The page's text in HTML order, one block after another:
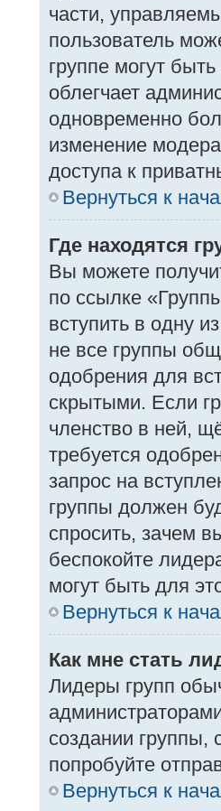
части,
пользователь
группе могут
облегчает
одновременно
изменение
доступа к
Вернуться к
Где находятся
Вы можете
по ссылке
вступить в одну
не все группы
одобрения для
скрытыми. Если
членство в ней,
требуется
запрос на
группы должен
спросить, зачем
беспокойте
могут быть для
Вернуться к
Как мне стать
Лидеры групп
создании группы,
попробуйте
Вернуться к